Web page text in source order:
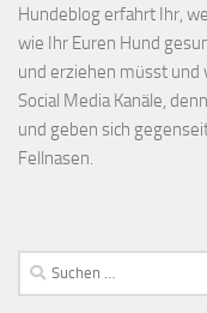
Hundeblog erfahrt Ihr,
wie Ihr Euren Hund
und erziehen müsst und
Social Media Kanäle,
und geben sich
Fellnasen.
Suchen
nach: